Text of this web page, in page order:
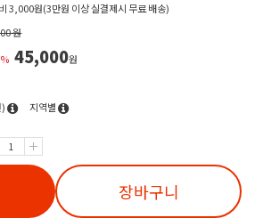
3,000원(3만원 이상 실결제시 무료 배송)
원
% 45,000원
지역별
장바구니